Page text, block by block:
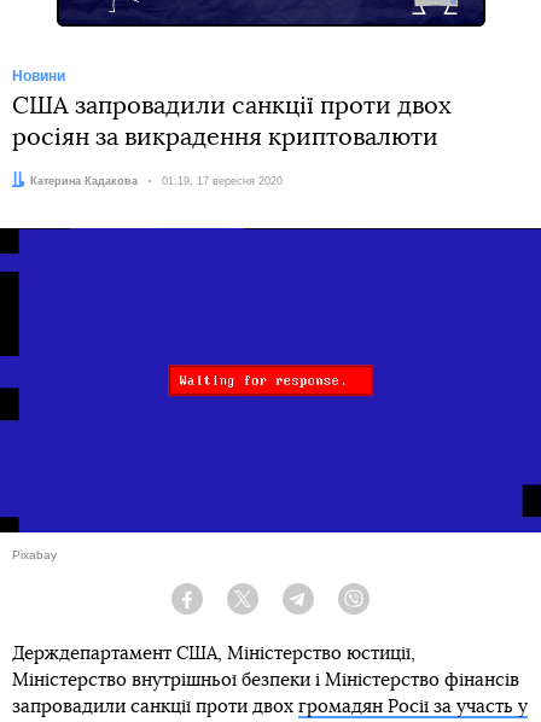
Новини
США запровадили санкції проти двох
росіян за викрадення криптовалюти
Автор:Катерина Кадакова Дата:
01:19, 17 вересня 2020
Pixabay
Facebook Twitter Telegram
Держдепартамент США, Міністерство юстиції,
Міністерство внутрішньої безпеки і Міністерство фінансів
запровадили санкції проти двох громадян Росії за участь у